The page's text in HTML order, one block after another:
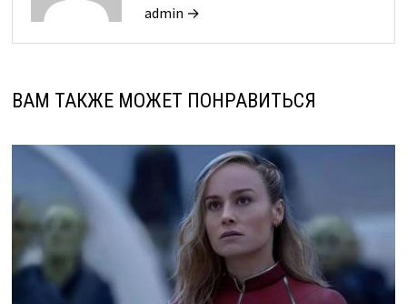
admin →
ВАМ ТАКЖЕ МОЖЕТ ПОНРАВИТЬСЯ